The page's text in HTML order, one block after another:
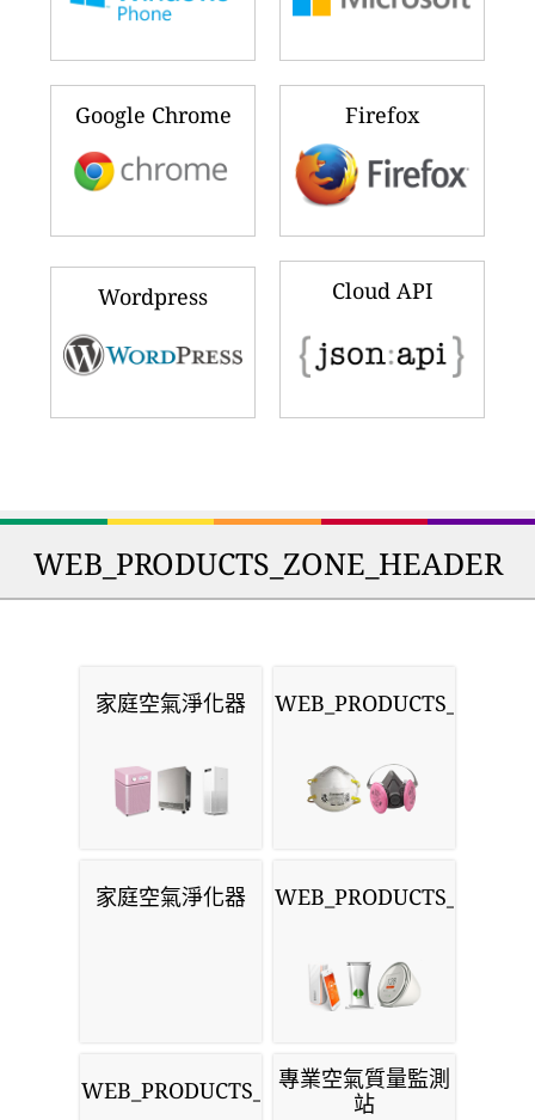
Google Chrome Firefox
Wordpress Cloud API
WEB_PRODUCTS_ZONE_HEADER
家庭空氣淨化器 WEB_PRODUCTS_MASKS
家庭空氣淨化器
WEB_PRODUCTS_SENSORS專業空氣質量監測
站